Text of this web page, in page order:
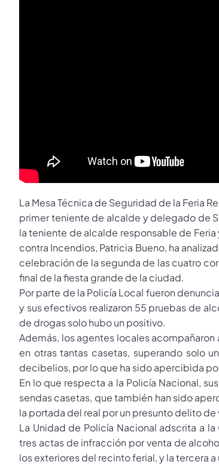
La Mesa Técnica de Seguridad de la Feria
primer teniente de alcalde y delegado de
la teniente de alcalde responsable de
contra Incendios, Patricia Bueno, ha
celebración de la segunda de las cuatro
final de la fiesta grande de la ciudad.
Por parte de la Policía Local fueron
y sus efectivos realizaron 55 pruebas de
de drogas solo hubo un positivo.
Además, los agentes locales
en otras tantas casetas, superando solo
decibelios, por lo que ha sido apercibida
En lo que respecta a la Policía Nacional,
sendas casetas, que también han sido
la portada del real por un presunto delito
La Unidad de Policía Nacional adscrita a
tres actas de infracción por venta de
los exteriores del recinto ferial, y la tercera